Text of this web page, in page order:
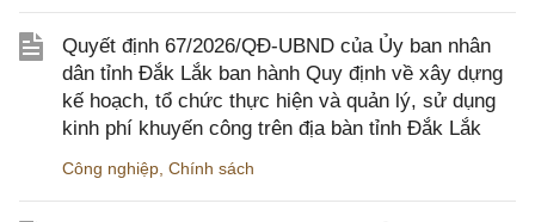
Quyết định 67/2026/QĐ-UBND của Ủy ban nhân
dân tỉnh Đắk Lắk ban hành Quy định về xây dựng
kế hoạch, tổ chức thực hiện và quản lý, sử dụng
kinh phí khuyến công trên địa bàn tỉnh Đắk Lắk
Công nghiệp Chính sách